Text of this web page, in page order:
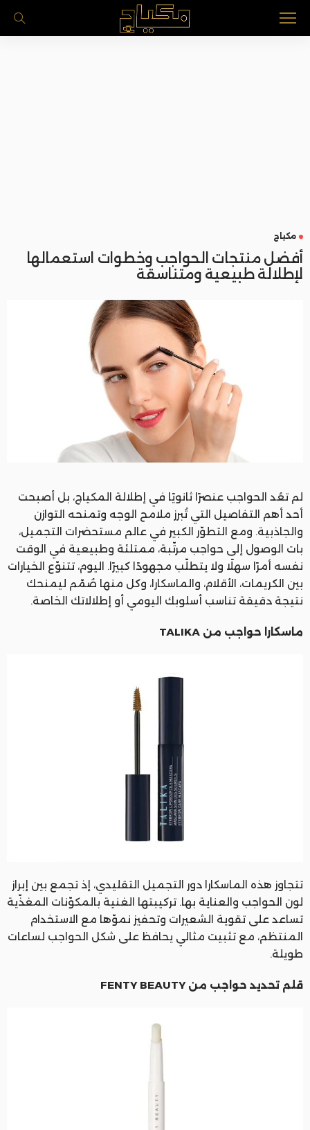
مكياج
أفضل منتجات الحواجب وخطوات استعمالها
لإطلالة طبيعية ومتناسقة
لم تعُد الحواجب عنصرًا ثانويًا في إطلالة المكياج، بل أصبحت
أحد أهم التفاصيل التي تُبرز ملامح الوجه وتمنحه التوازن
والجاذبية. ومع التطوّر الكبير في عالم مستحضرات التجميل،
بات الوصول إلى حواجب مرتّبة، ممتلئة وطبيعية في الوقت
نفسه أمرًا سهلًا ولا يتطلّب مجهودًا كبيرًا. اليوم، تتنوّع الخيارات
بين الكريمات، الأقلام، والماسكارا، وكل منها صُمّم ليمنحك
نتيجة دقيقة تناسب أسلوبك اليومي أو إطلالاتك الخاصة.
ماسكارا حواجب من TALIKA
تتجاوز هذه الماسكارا دور التجميل التقليدي، إذ تجمع بين إبراز
لون الحواجب والعناية بها. تركيبتها الغنية بالمكوّنات المغذّية
تساعد على تقوية الشعيرات وتحفيز نموّها مع الاستخدام
المنتظم، مع تثبيت مثالي يحافظ على شكل الحواجب لساعات
طويلة.
قلم تحديد حواجب من FENTY BEAUTY